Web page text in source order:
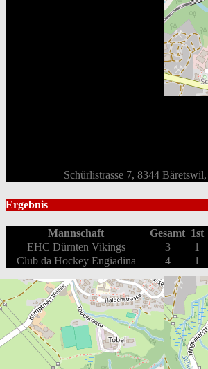
Schürlistrasse 7, 8344
Ergebnis
Mannschaft Gesamt 1st
EHC Dürnten Vikings
3 1
Club da Hockey Engiadina
4 1
Box Score
EHC Dürnten Vikings
Spieler